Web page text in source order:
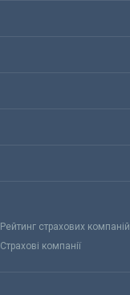
Рейтинг страхових компаній
Страхові компанії